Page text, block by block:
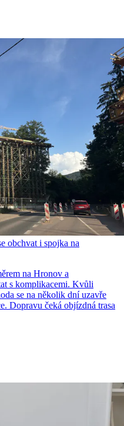
obchvat i spojka na
na Hronov a
s komplikacemi. Kvůli
se na několik dní uzavře
Dopravu čeká objízdná trasa